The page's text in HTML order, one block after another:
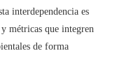
interdependencia es
métricas que integren
de forma